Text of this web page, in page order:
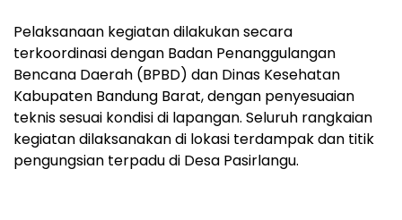
Pelaksanaan kegiatan dilakukan secara
terkoordinasi dengan Badan Penanggulangan
Bencana Daerah (BPBD) dan Dinas Kesehatan
Kabupaten Bandung Barat, dengan penyesuaian
teknis sesuai kondisi di lapangan. Seluruh rangkaian
kegiatan dilaksanakan di lokasi terdampak dan titik
pengungsian terpadu di Desa Pasirlangu.